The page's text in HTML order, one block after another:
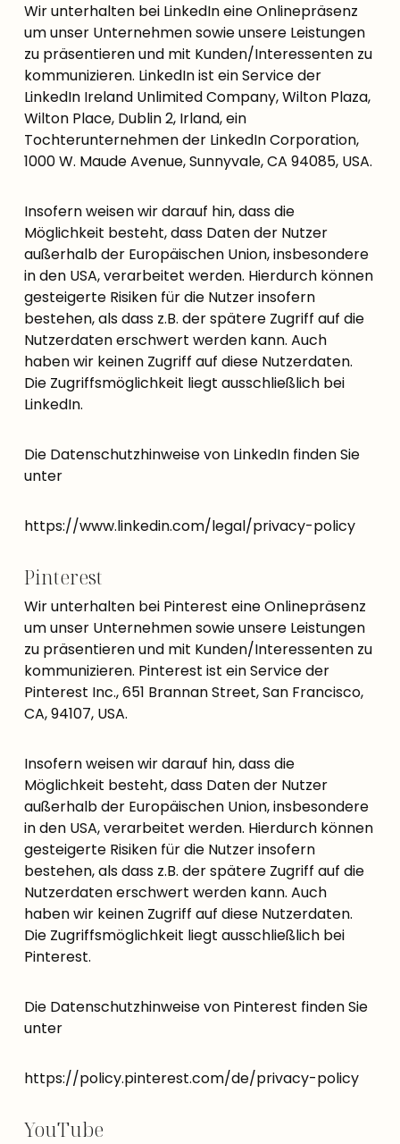
Wir unterhalten bei LinkedIn eine Onlinepräsenz
um unser Unternehmen sowie unsere Leistungen
zu präsentieren und mit Kunden/Interessenten zu
kommunizieren. LinkedIn ist ein Service der
LinkedIn Ireland Unlimited Company, Wilton Plaza,
Wilton Place, Dublin 2, Irland, ein
Tochterunternehmen der LinkedIn Corporation,
1000 W. Maude Avenue, Sunnyvale, CA 94085, USA.
Insofern weisen wir darauf hin, dass die
Möglichkeit besteht, dass Daten der Nutzer
außerhalb der Europäischen Union, insbesondere
in den USA, verarbeitet werden. Hierdurch können
gesteigerte Risiken für die Nutzer insofern
bestehen, als dass z.B. der spätere Zugriff auf die
Nutzerdaten erschwert werden kann. Auch
haben wir keinen Zugriff auf diese Nutzerdaten.
Die Zugriffsmöglichkeit liegt ausschließlich bei
LinkedIn.
Die Datenschutzhinweise von LinkedIn finden Sie
unter
https://www.linkedin.com/legal/privacy-policy
Pinterest
Wir unterhalten bei Pinterest eine Onlinepräsenz
um unser Unternehmen sowie unsere Leistungen
zu präsentieren und mit Kunden/Interessenten zu
kommunizieren. Pinterest ist ein Service der
Pinterest Inc., 651 Brannan Street, San Francisco,
CA, 94107, USA.
Insofern weisen wir darauf hin, dass die
Möglichkeit besteht, dass Daten der Nutzer
außerhalb der Europäischen Union, insbesondere
in den USA, verarbeitet werden. Hierdurch können
gesteigerte Risiken für die Nutzer insofern
bestehen, als dass z.B. der spätere Zugriff auf die
Nutzerdaten erschwert werden kann. Auch
haben wir keinen Zugriff auf diese Nutzerdaten.
Die Zugriffsmöglichkeit liegt ausschließlich bei
Pinterest.
Die Datenschutzhinweise von Pinterest finden Sie
unter
https://policy.pinterest.com/de/privacy-policy
YouTube